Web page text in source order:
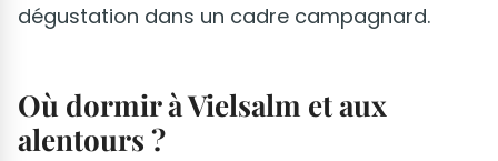
dégustation dans un cadre campagnard.
Où dormir à Vielsalm et aux
alentours ?